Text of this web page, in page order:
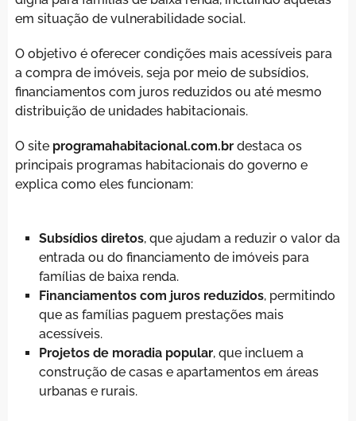
em situação de vulnerabilidade social.
O objetivo é oferecer condições mais acessíveis para
a compra de imóveis, seja por meio de subsídios,
financiamentos com juros reduzidos ou até mesmo
distribuição de unidades habitacionais.
O site programahabitacional.com.brdestaca os
principais programas habitacionais do governo e
explica como eles funcionam:
Subsídios diretos, que ajudam a reduzir o valor da
entrada ou do financiamento de imóveis para
famílias de baixa renda.
Financiamentos com juros reduzidos, permitindo
que as famílias paguem prestações mais
acessíveis.
Projetos de moradia popular, que incluem a
construção de casas e apartamentos em áreas
urbanas e rurais.